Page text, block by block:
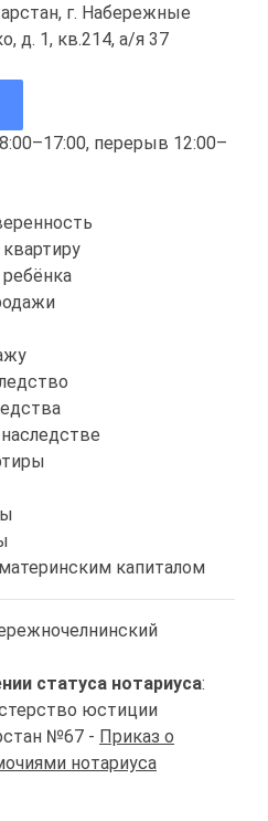
г. Набережные
д. 1, кв.214, а/я 37
перерыв 12:00–
капиталом
статуса нотариуса:
юстиции
№67 - Приказ о
нотариуса